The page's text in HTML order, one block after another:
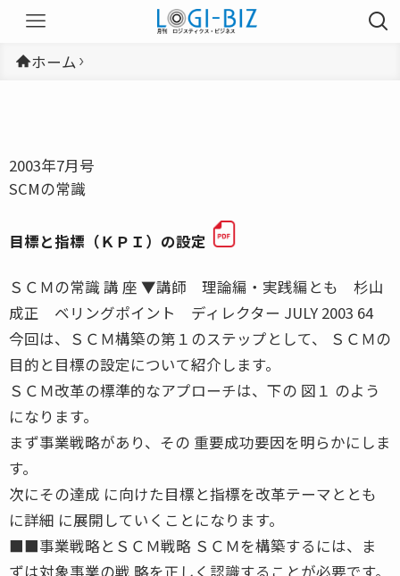
ホーム
2003年7月号
SCMの常識
目標と指標（ＫＰＩ）の設定
ＳＣＭの常識 講 座 ▼講師 理論編・実践編とも 杉山
成正 ベリングポイント ディレクター JULY 2003 64
今回は、ＳＣＭ構築の第１のステップとして、 ＳＣＭの
目的と目標の設定について紹介します。
ＳＣＭ改革の標準的なアプローチは、下の 図１ のよう
になります。
まず事業戦略があり、その 重要成功要因を明らかにしま
す。
次にその達成 に向けた目標と指標を改革テーマととも
に詳細 に展開していくことになります。
■■事業戦略とＳＣＭ戦略 ＳＣＭを構築するには、ま
ずは対象事業の戦 略を正しく認識することが必要です。